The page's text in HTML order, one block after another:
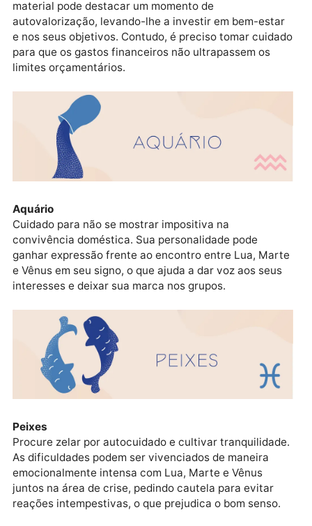
Sagitário
É fundamental se mostrar inclusiva e evitar
Os processos comunicativos podem ficar mais
intensos frente ao encontro entre Lua, Marte e
mas não isentas de conflitos.
Capricórnio
O encontro envolvendo Lua, Marte e Vênus na área
material pode destacar um momento de
autovalorização, levando-lhe a investir em bem-
e nos seus objetivos. Contudo, é preciso tomar
para que os gastos financeiros não ultrapassem os
limites orçamentários.